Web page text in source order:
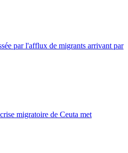
par l'afflux de migrants arrivant par
migratoire de Ceuta met